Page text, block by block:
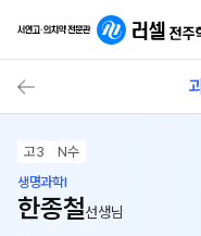
고3
N수
생명과학I
한종철선생님